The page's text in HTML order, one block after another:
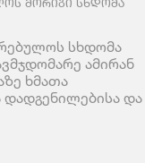
სხდომა
ამირან
ხმათა
და